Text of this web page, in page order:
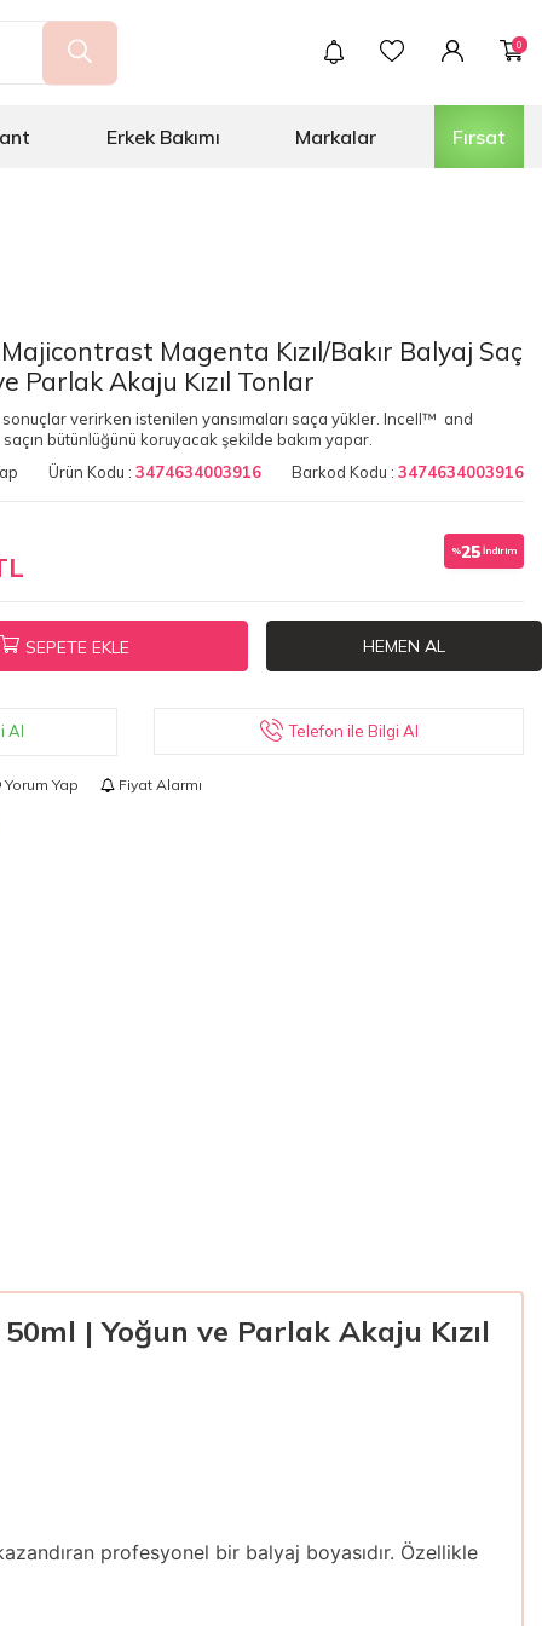
0
Erkek Bakımı Markalar Fırsat
Magenta Kızıl/Bakır Balyaj Saç
Parlak Akaju Kızıl Tonlar
verirken istenilen yansımaları saça yükler. Incell™ and
bütünlüğünü koruyacak şekilde bakım yapar.
Ürün Kodu : 3474634003916 Barkod Kodu : 3474634003916
%25 İndirim
SEPETE EKLE HEMEN AL
Al Telefon ile Bilgi Al
Yorum Yap Fiyat Alarmı
| Yoğun ve Parlak Akaju Kızıl
profesyonel bir balyaj boyasıdır. Özellikle